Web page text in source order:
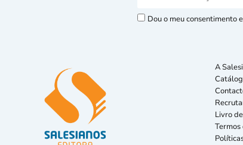
Dou o meu consentimento
A
Livro
Termos